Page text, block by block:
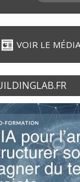
VOIR LE